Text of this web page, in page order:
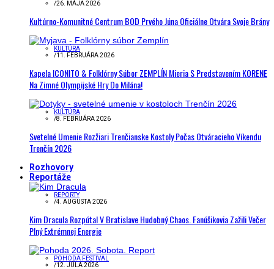
/26. MÁJA 2026
Kultúrno-Komunitné Centrum BOD Prvého Júna Oficiálne Otvára Svoje Brány
KULTÚRA
/11. FEBRUÁRA 2026
Kapela ICONITO & Folklórny Súbor ZEMPLÍN Mieria S Predstavením KORENE
Na Zimné Olympijské Hry Do Milána!
KULTÚRA
/8. FEBRUÁRA 2026
Svetelné Umenie Rozžiari Trenčianske Kostoly Počas Otváracieho Víkendu
Trenčín 2026
Rozhovory
Reportáže
REPORTY
/4. AUGUSTA 2026
Kim Dracula Rozpútal V Bratislave Hudobný Chaos. Fanúšikovia Zažili Večer
Plný Extrémnej Energie
POHODA FESTIVAL
/12. JÚLA 2026